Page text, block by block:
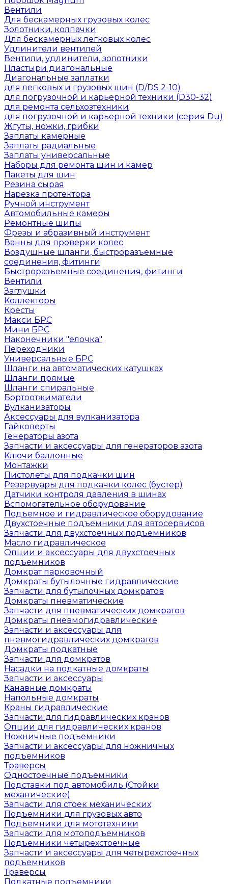
Вентили
Для бескамерных грузовых колес
Золотники, колпачки
Для бескамерных легковых колес
Удлинители вентилей
Вентили, удлинители, золотники
Пластыри диагональные
Диагональные заплатки
для легковых и грузовых шин (D/DS 2-10)
для погрузочной и карьерной техники (D30-32)
для ремонта сельхозтехники
для погрузочной и карьерной техники (серия Du)
Жгуты, ножки, грибки
Заплаты камерные
Заплаты радиальные
Заплаты универсальные
Наборы для ремонта шин и камер
Пакеты для шин
Резина сырая
Нарезка протектора
Ручной инструмент
Автомобильные камеры
Ремонтные шипы
Фрезы и абразивный инструмент
Ванны для проверки колес
Воздушные шланги, быстроразъемные
соединения, фитинги
Быстроразъемные соединения, фитинги
Вентили
Заглушки
Коллекторы
Кресты
Макси БРС
Мини БРС
Наконечники "елочка"
Переходники
Универсальные БРС
Шланги на автоматических катушках
Шланги прямые
Шланги спиральные
Бортоотжиматели
Вулканизаторы
Аксессуары для вулканизатора
Гайковерты
Генераторы азота
Запчасти и аксессуары для генераторов азота
Ключи баллонные
Монтажки
Пистолеты для подкачки шин
Резервуары для подкачки колес (бустер)
Датчики контроля давления в шинах
Вспомогательное оборудование
Подъемное и гидравлическое оборудование
Двухстоечные подъемники для автосервисов
Запчасти для двухстоечных подъемников
Масло гидравлическое
Опции и аксессуары для двухстоечных
подъемников
Домкрат парковочный
Домкраты бутылочные гидравлические
Запчасти для бутылочных домкратов
Домкраты пневматические
Запчасти для пневматических домкратов
Домкраты пневмогидравлические
Запчасти и аксессуары для
пневмогидравлических домкратов
Домкраты подкатные
Запчасти для домкратов
Насадки на подкатные домкраты
Запчасти и аксессуары
Канавные домкраты
Напольные домкраты
Краны гидравлические
Запчасти для гидравлических кранов
Опции для гидравлических кранов
Ножничные подъемники
Запчасти и аксессуары для ножничных
подъемников
Траверсы
Одностоечные подъемники
Подставки под автомобиль (Стойки
механические)
Запчасти для стоек механических
Подъемники для грузовых авто
Подъемники для мототехники
Запчасти для мотоподъемников
Подъемники четырехстоечные
Запчасти и аксессуары для четырехстоечных
подъемников
Траверсы
Подкатные подъемники